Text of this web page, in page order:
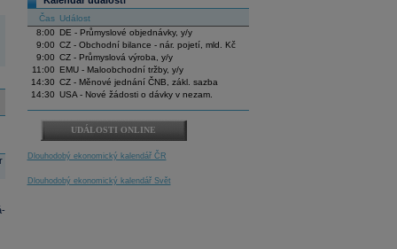
Čas Událost
8:00
DE - Průmyslové objednávky, y/y
9:00 CZ - Obchodní bilance - nár. pojetí, mld. Kč
9:00 CZ - Průmyslová výroba, y/y
11:00
EMU - Maloobchodní tržby, y/y
14:30 CZ - Měnové jednání ČNB, zákl. sazba
14:30 USA - Nové žádosti o dávky v nezam.
UDÁLOSTI ONLINE
Dlouhodobý ekonomický kalendář ČR
Dlouhodobý ekonomický kalendář Svět